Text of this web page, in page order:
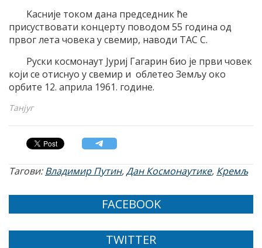
Kасниjе током дана председник ће
присуствовати концерту поводом 55 година од
првог лета човека у свемир, наводи TAС С.
Руски космонаут Jуриj Гагарин био jе први човек
коjи се отиснуо у свемир и облетео Земљу око
орбите 12. априла 1961. године.
Танјуг
Тагови:Владимир Путин,Дан Космонаутике, Кремљ
FACEBOOK
TWITTER